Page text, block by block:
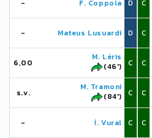
- F. Coppola D
- Mateus Lusuardi D
6,00
M. Léris
(46')
C
s.v.
M. Tramoni
(84')
C
- İ. Vural C
C
C
C
C
C